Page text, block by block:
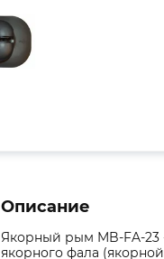
Описание
Якорный рым MB-FA-23
якорного фала